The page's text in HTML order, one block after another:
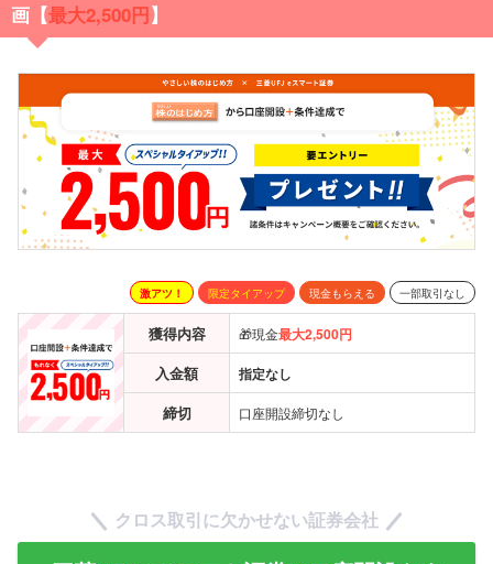
画【最大2,500円】
激アツ！ 限定タイアップ 現金もらえる 一部取引なし
獲得内容 🎁現金最大2,500円
入金額 指定なし
締切 口座開設締切なし
クロス取引に欠かせない証券会社